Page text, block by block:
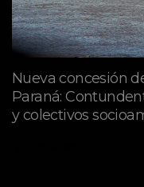
Nueva concesión
Paraná:
y colectivos